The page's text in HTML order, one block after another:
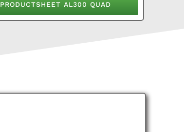
PRODUCTSHEET AL300 QUAD